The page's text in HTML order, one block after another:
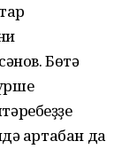
Бөтә
артабан да